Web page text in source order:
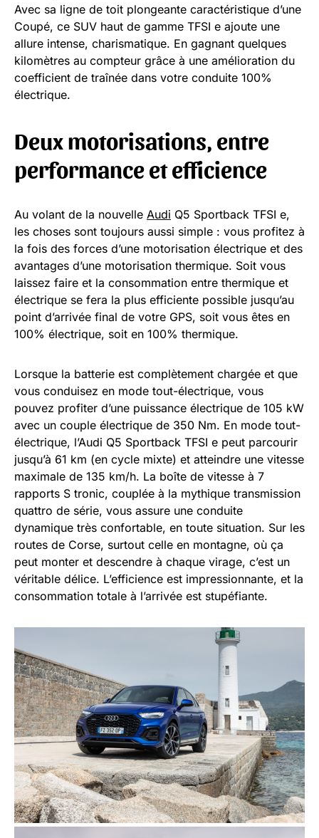
Avec sa ligne de toit plongeante caractéristique d’une
Coupé, ce SUV haut de gamme TFSI e ajoute une
allure intense, charismatique. En gagnant quelques
kilomètres au compteur grâce à une amélioration du
coefficient de traînée dans votre conduite 100%
électrique.
Deux motorisations, entre
performance et efficience
Au volant de la nouvelle Audi Q5 Sportback TFSI e,
les choses sont toujours aussi simple : vous profitez à
la fois des forces d’une motorisation électrique et des
avantages d’une motorisation thermique. Soit vous
laissez faire et la consommation entre thermique et
électrique se fera la plus efficiente possible jusqu’au
point d’arrivée final de votre GPS, soit vous êtes en
100% électrique, soit en 100% thermique.
Lorsque la batterie est complètement chargée et que
vous conduisez en mode tout-électrique, vous
pouvez profiter d’une puissance électrique de 105 kW
avec un couple électrique de 350 Nm. En mode tout-
électrique, l’Audi Q5 Sportback TFSI e peut parcourir
jusqu’à 61 km (en cycle mixte) et atteindre une vitesse
maximale de 135 km/h. La boîte de vitesse à 7
rapports S tronic, couplée à la mythique transmission
quattro de série, vous assure une conduite
dynamique très confortable, en toute situation. Sur les
routes de Corse, surtout celle en montagne, où ça
peut monter et descendre à chaque virage, c’est un
véritable délice. L’efficience est impressionnante, et la
consommation totale à l’arrivée est stupéfiante.